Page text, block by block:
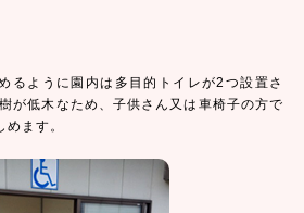
るように園内は多目的トイレが2つ設置さ
が低木なため、子供さん又は車椅子の方で
ます。